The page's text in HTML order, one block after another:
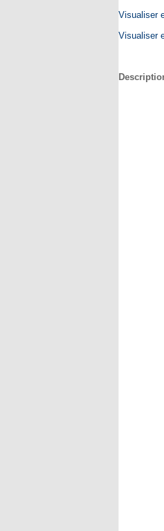
Visualiser
Visualiser